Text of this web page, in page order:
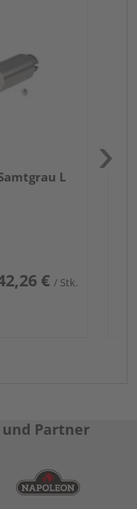
L
€ / Stk.
Partner